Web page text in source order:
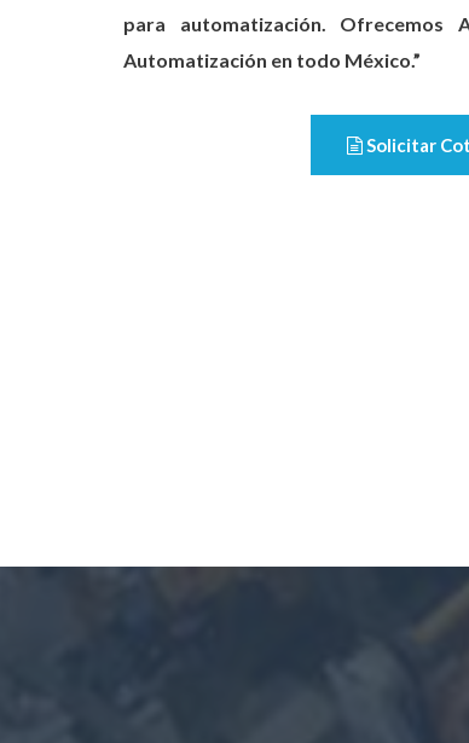
para automatización. Ofrecemos
Automatización en todo México.”
Solicitar